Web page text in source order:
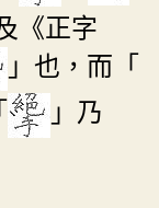
《正字
」也，而「
」乃